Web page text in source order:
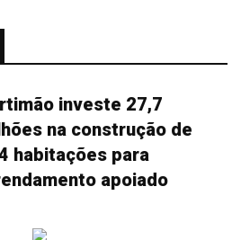
investe 27,7
na construção de
habitações para
apoiado